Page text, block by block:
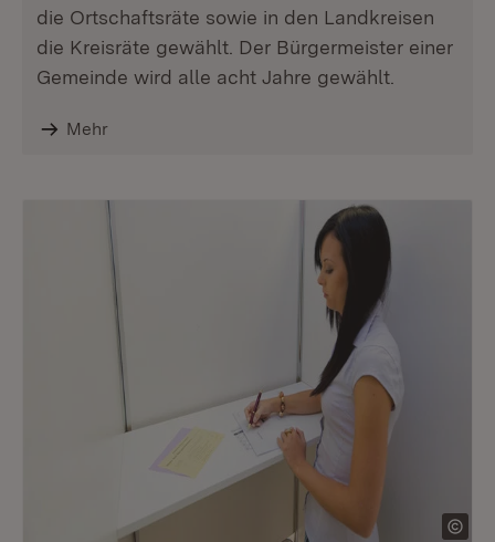
die Ortschaftsräte sowie in den Landkreisen
die Kreisräte gewählt. Der Bürgermeister einer
Gemeinde wird alle acht Jahre gewählt.
Mehr